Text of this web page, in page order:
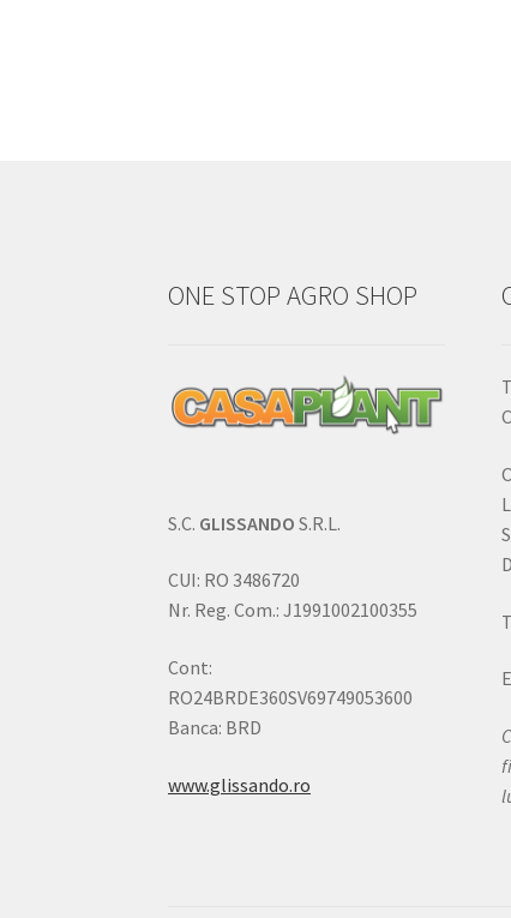
ONE STOP AGRO SHOP
S.C. GLISSANDO S.R.L.
CUI: RO 3486720
Nr. Reg. Com.: J1991002100355
Cont:
RO24BRDE360SV69749053600
Banca: BRD
www.glissando.ro